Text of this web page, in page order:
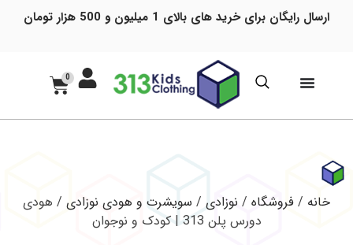
ارسال رایگان برای خرید های بالای 1 میلیون و 500 هزار تومان
0
خانه / فروشگاه / نوزادی / سویشرت و هودی نوزادی / هودی
دورس پلن 313 | کودک و نوجوان